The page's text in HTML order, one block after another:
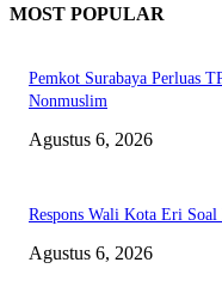
MOST POPULAR
Pemkot Surabaya Perluas
Nonmuslim
Agustus 6, 2026
Respons Wali Kota Eri
Agustus 6, 2026